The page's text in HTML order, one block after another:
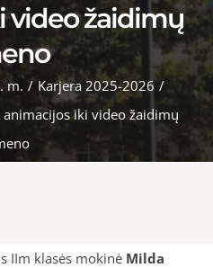
video žaidimų
m. / Karjera 2025-2026 /
iki video žaidimų
IIm klasės mokinė Milda